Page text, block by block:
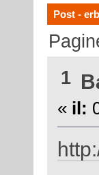
Post -
1
« il: